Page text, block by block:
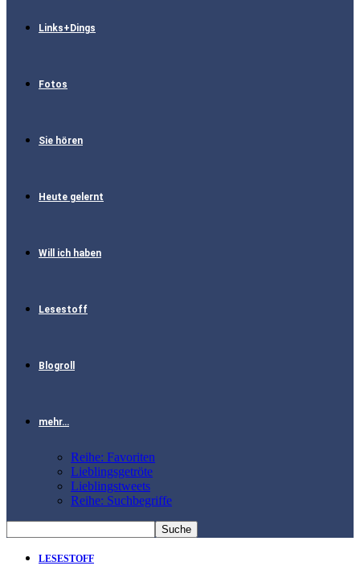
Links+Dings
Fotos
Sie hören
Heute gelernt
Will ich haben
Lesestoff
Blogroll
mehr…
Reihe: Favoriten
Lieblingsgetröte
Lieblingstweets
Reihe: Suchbegriffe
LESESTOFF